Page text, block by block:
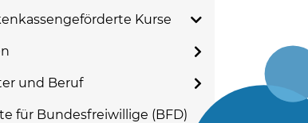
Kurse
und Beruf
für Bundesfreiwillige (BFD)